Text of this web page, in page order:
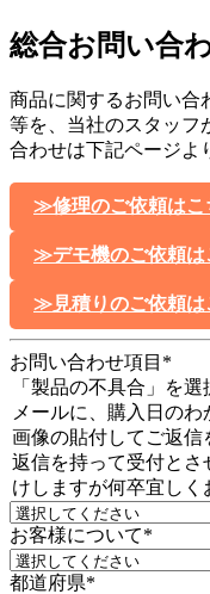
総合お問い合
商品に関するお問い合
等を、当社のスタッフ
合わせは下記ページよ
≫修理のご依頼はこ
≫デモ機のご依頼は
≫見積りのご依頼は
お問い合わせ項目 *
「製品の不具合」を
メールに、購入日の
画像の貼付してご返
返信を持って受付と
けしますが何卒宜しく
お客様について*
都道府県*